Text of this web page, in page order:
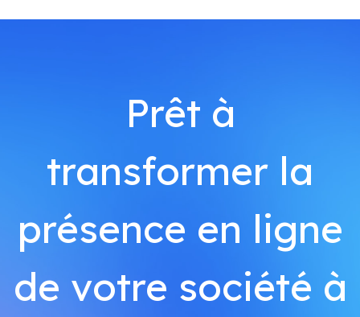
Prêt à
transformer la
présence en ligne
de votre société à